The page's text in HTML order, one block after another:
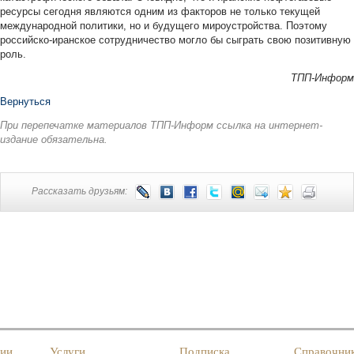
ресурсы сегодня являются одним из факторов не только текущей
международной политики, но и будущего мироустройства. Поэтому
российско-иранское сотрудничество могло бы сыграть свою позитивную
роль.
ТПП-Информ
Вернуться
При перепечатке материалов ТПП-Информ ссылка на интернет-
издание обязательна.
Рассказать друзьям:
Услуги Подписка